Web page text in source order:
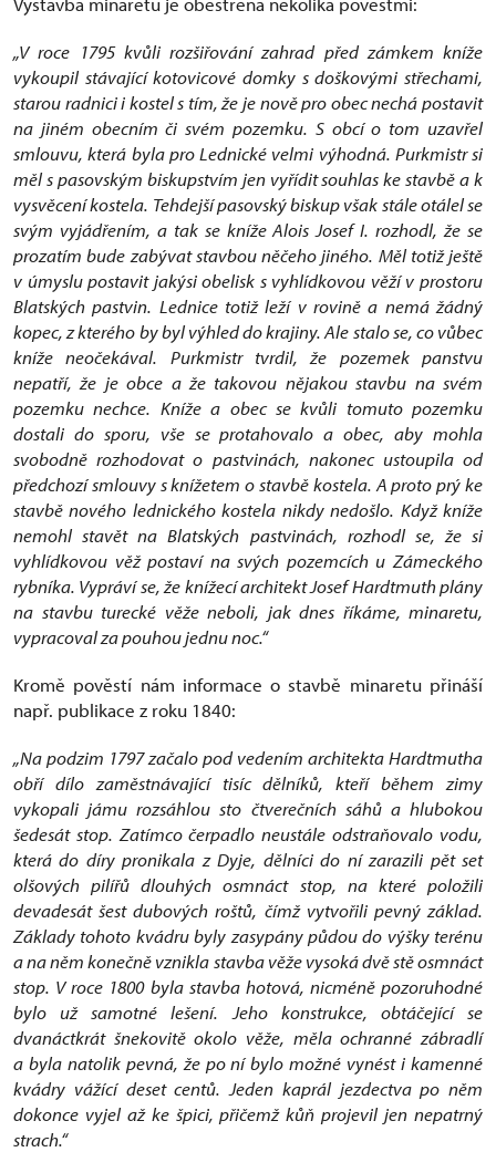
„V roce 1795 kvůli rozšiřování zahrad před zámkem kníže
vykoupil stávající kotovicové domky s doškovými střechami,
starou radnici i kostel s tím, že je nově pro obec nechá postavit
na jiném obecním či svém pozemku. S obcí o tom uzavřel
smlouvu, která byla pro Lednické velmi výhodná. Purkmistr si
měl s pasovským biskupstvím jen vyřídit souhlas ke stavbě a k
vysvěcení kostela. Tehdejší pasovský biskup však stále otálel se
svým vyjádřením, a tak se kníže Alois Josef I. rozhodl, že se
prozatím bude zabývat stavbou něčeho jiného. Měl totiž ještě
v úmyslu postavit jakýsi obelisk s vyhlídkovou věží v prostoru
Blatských pastvin. Lednice totiž leží v rovině a nemá žádný
kopec, z kterého by byl výhled do krajiny. Ale stalo se, co vůbec
kníže neočekával. Purkmistr tvrdil, že pozemek panstvu
nepatří, že je obce a že takovou nějakou stavbu na svém
pozemku nechce. Kníže a obec se kvůli tomuto pozemku
dostali do sporu, vše se protahovalo a obec, aby mohla
svobodně rozhodovat o pastvinách, nakonec ustoupila od
předchozí smlouvy s knížetem o stavbě kostela. A proto prý ke
stavbě nového lednického kostela nikdy nedošlo. Když kníže
nemohl stavět na Blatských pastvinách, rozhodl se, že si
vyhlídkovou věž postaví na svých pozemcích u Zámeckého
rybníka. Vypráví se, že knížecí architekt Josef Hardtmuth plány
na stavbu turecké věže neboli, jak dnes říkáme, minaretu,
vypracoval za pouhou jednu noc.“
Kromě pověstí nám informace o stavbě minaretu přináší
např. publikace z roku 1840:
„Na podzim 1797 začalo pod vedením architekta Hardtmutha
obří dílo zaměstnávající tisíc dělníků, kteří během zimy
vykopali jámu rozsáhlou sto čtverečních sáhů a hlubokou
šedesát stop. Zatímco čerpadlo neustále odstraňovalo vodu,
která do díry pronikala z Dyje, dělníci do ní zarazili pět set
olšových pilířů dlouhých osmnáct stop, na které položili
devadesát šest dubových roštů, čímž vytvořili pevný základ.
Základy tohoto kvádru byly zasypány půdou do výšky terénu
a na něm konečně vznikla stavba věže vysoká dvě stě osmnáct
stop. V roce 1800 byla stavba hotová, nicméně pozoruhodné
bylo už samotné lešení. Jeho konstrukce, obtáčející se
dvanáctkrát šnekovitě okolo věže, měla ochranné zábradlí
a byla natolik pevná, že po ní bylo možné vynést i kamenné
kvádry vážící deset centů. Jeden kaprál jezdectva po něm
dokonce vyjel až ke špici, přičemž kůň projevil jen nepatrný
strach.“